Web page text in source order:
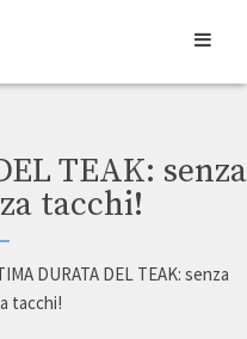
TEAK: senza
tacchi!
DURATA DEL TEAK: senza
tacchi!